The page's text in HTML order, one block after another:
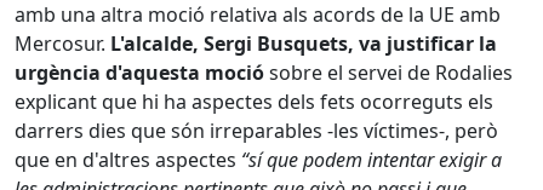
amb una altra moció relativa als acords de la UE amb
Mercosur. L'alcalde, Sergi Busquets, va justificar la
urgència d'aquesta mociósobre el servei de Rodalies
explicant que hi ha aspectes dels fets ocorreguts els
darrers dies que són irreparables -les víctimes-, però
que en d'altres aspectes “sí que podem intentar exigir a